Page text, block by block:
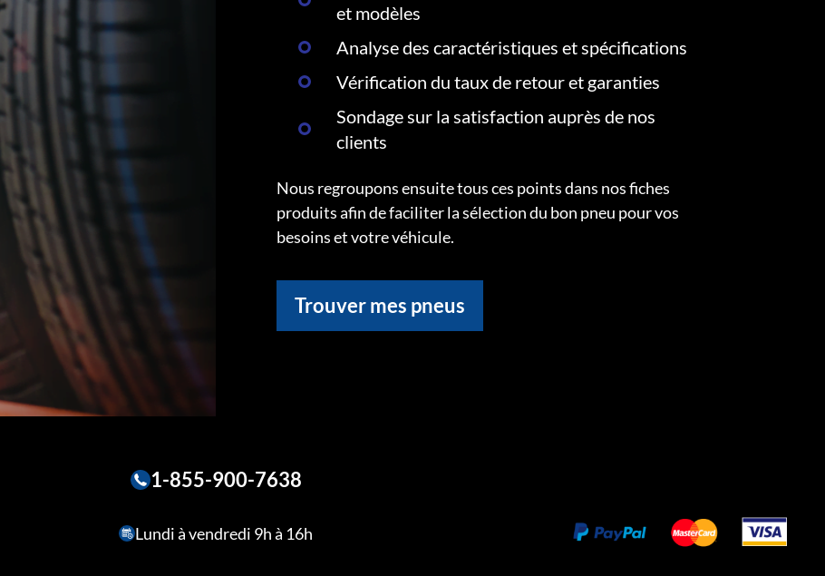
et modèles
Analyse des caractéristiques et spécifications
Vérification du taux de retour et garanties
Sondage sur la satisfaction auprès de nos
clients
Nous regroupons ensuite tous ces points dans nos fiches
produits afin de faciliter la sélection du bon pneu pour vos
besoins et votre véhicule.
Trouver mes pneus
1-855-900-7638
Lundi à vendredi 9h à 16h